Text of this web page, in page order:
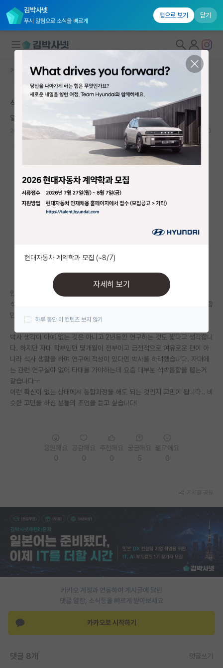
김박사넷
푸시 알림으로 소식을 빠르게
앱으로 보기 닫기
대학원생 모집
연구실&오픈랩
커뮤니티 홈
전체글보기
베스트 게시판
미국 유학 게시판
미국 대학원 합격 후기 게시판
대학원 합격 후기 게시판
연구실(PI) 홍보 게시판
석박사 채용 정보 게시판
임용 정보 게시판
학부 인턴 게시판
반도체/AI 게시판
장학금/장학생 게시판
학술 정보 게시판
유학교육
반도체 아카데미
커뮤니티 홈 자유 게시판(아무개랩)
석박통합 과정 입학 결정
열정적인 갈릴레오 갈릴레이
4806
안녕하세요. 저는 대학원 입학 고민중인 학부생입니다.
석과 과정 입학을 희망하여 타대 컨택을 했었는데 최근 교수님께서 석박통합
만 받겠다고 하셨습니다..
박사 생각이 아예 없는 것은 아니고 2년동안 연구하는 것도 짧다고 생각합니
다. 하지만 자대 학부인턴 몇개월이 전부이고 금전적으로 여유로운 편이 아
니라 석사 생활을 하며 연구에 적성이 있다면 박사를 하려했습니다. 자대에
는 관련 연구실이 없어 타대를 가야하는데 요즘 대부분 석박통합을 뽑는거
같습니다ㅜ
이런 확신이 없는 상태에서 통합과정을 해도 되는 것인지 고민이 됩니다.. 비
슷한 고민을 하신 분들의 조언을 듣고 싶습니다!
카카오 계정과 연동하여 게시글에 달린
댓글 알람, 소식등을 빠르게 받아보세요
카카오로 시작하기
댓글 8개 댓글쓰기
현대자동차 계약학과 모집 (~8/7)
자세히 보기
하루 동안 이 컨텐츠 보지 않기